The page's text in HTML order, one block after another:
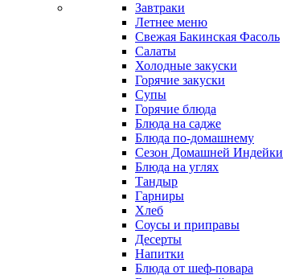
Завтраки
Летнее меню
Свежая Бакинская Фасоль
Салаты
Холодные закуски
Горячие закуски
Супы
Горячие блюда
Блюда на садже
Блюда по-домашнему
Сезон Домашней Индейки
Блюда на углях
Тандыр
Гарниры
Хлеб
Соусы и приправы
Десерты
Напитки
Блюда от шеф-повара